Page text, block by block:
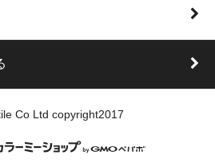
Co Ltd copyright2017